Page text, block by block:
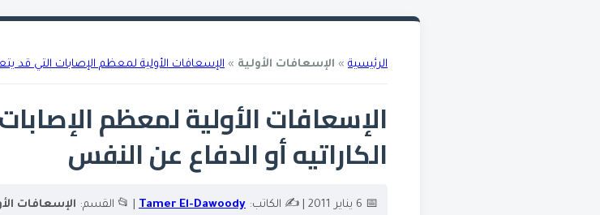
الرئيسية » الإسعافات الأولية » الإسعافات الأولية لمعظم الإصابات التي قد
الإسعافات الأولية لمعظم
الكاراتيه أو الدفاع عن النفس
📅 6 يناير 2011 | ✍️ الكاتب: Tamer El-Dawoody | 📂 القسم: الإسعافات